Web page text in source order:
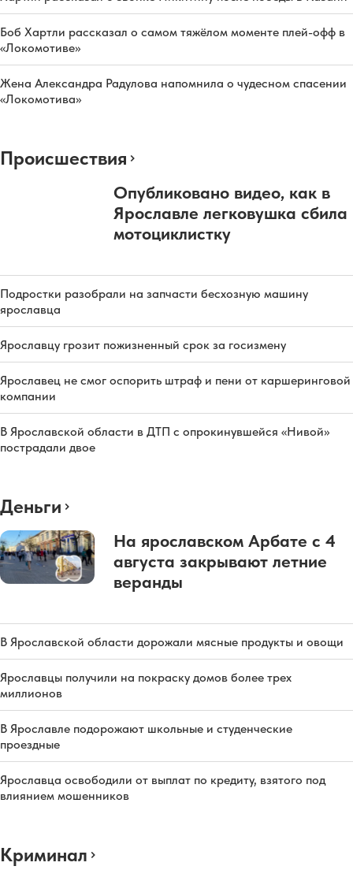
Боб Хартли рассказал о самом тяжёлом моменте плей-офф в
«Локомотиве»
Жена Александра Радулова напомнила о чудесном спасении
«Локомотива»
Происшествия
Опубликовано видео, как в
Ярославле легковушка сбила
мотоциклистку
Подростки разобрали на запчасти бесхозную машину
ярославца
Ярославцу грозит пожизненный срок за госизмену
Ярославец не смог оспорить штраф и пени от каршеринговой
компании
В Ярославской области в ДТП с опрокинувшейся «Нивой»
пострадали двое
Деньги
На ярославском Арбате с 4
августа закрывают летние
веранды
В Ярославской области дорожали мясные продукты и овощи
Ярославцы получили на покраску домов более трех
миллионов
В Ярославле подорожают школьные и студенческие
проездные
Ярославца освободили от выплат по кредиту, взятого под
влиянием мошенников
Криминал